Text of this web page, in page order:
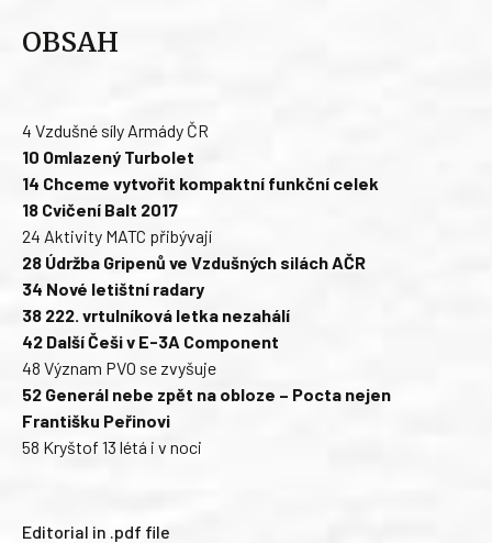
OBSAH
4 Vzdušné síly Armády ČR
10 Omlazený Turbolet
14 Chceme vytvořit kompaktní funkční celek
18 Cvičení Balt 2017
24 Aktivity MATC přibývají
28 Údržba Gripenů ve Vzdušných silách AČR
34 Nové letištní radary
38 222. vrtulníková letka nezahálí
42 Další Češi v E-3A Component
48 Význam PVO se zvyšuje
52 Generál nebe zpět na obloze – Pocta nejen
Františku Peřinovi
58 Kryštof 13 létá i v noci
Editorial in .pdf file